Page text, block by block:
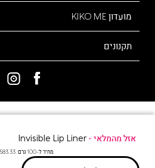
Invisible Lip Liner
מחיר ל-100 גרם: 4583.33 ₪
מועדון KIKO ME
תקנונים